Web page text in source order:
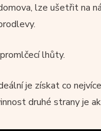
lze ušetřit na
lhůty.
je získat co
druhé strany je